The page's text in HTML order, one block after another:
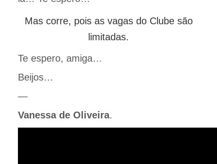
Mas corre, pois as vagas do Clube são
limitadas.
Te espero, amiga…
Beijos…
—
Vanessa de Oliveira.